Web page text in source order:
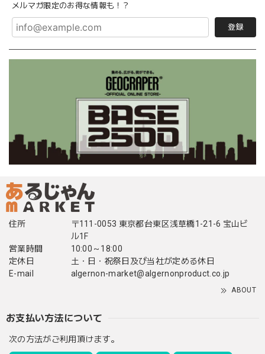
メルマガ限定のお得な情報も！？
登録
住所
〒111-0053 東京都台東区浅草橋1-21-6 宝山ビ
ル1F
営業時間
10:00～18:00
定休日
土・日・祝祭日及び当社が定める休日
E-mail
algernon-market@algernonproduct.co.jp
ABOUT
お支払い方法について
次の方法がご利用頂けます。